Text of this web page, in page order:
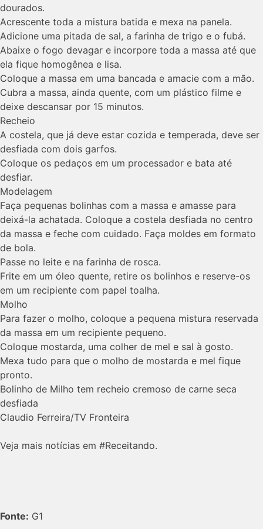
dourados.
Acrescente toda a mistura batida e mexa na panela.
Adicione uma pitada de sal, a farinha de trigo e o fubá.
Abaixe o fogo devagar e incorpore toda a massa até que
ela fique homogênea e lisa.
Coloque a massa em uma bancada e amacie com a mão.
Cubra a massa, ainda quente, com um plástico filme e
deixe descansar por 15 minutos.
Recheio
A costela, que já deve estar cozida e temperada, deve ser
desfiada com dois garfos.
Coloque os pedaços em um processador e bata até
desfiar.
Modelagem
Faça pequenas bolinhas com a massa e amasse para
deixá-la achatada. Coloque a costela desfiada no centro
da massa e feche com cuidado. Faça moldes em formato
de bola.
Passe no leite e na farinha de rosca.
Frite em um óleo quente, retire os bolinhos e reserve-os
em um recipiente com papel toalha.
Molho
Para fazer o molho, coloque a pequena mistura reservada
da massa em um recipiente pequeno.
Coloque mostarda, uma colher de mel e sal à gosto.
Mexa tudo para que o molho de mostarda e mel fique
pronto.
Bolinho de Milho tem recheio cremoso de carne seca
desfiada
Claudio Ferreira/TV Fronteira
Veja mais notícias em #Receitando.
Fonte: G1